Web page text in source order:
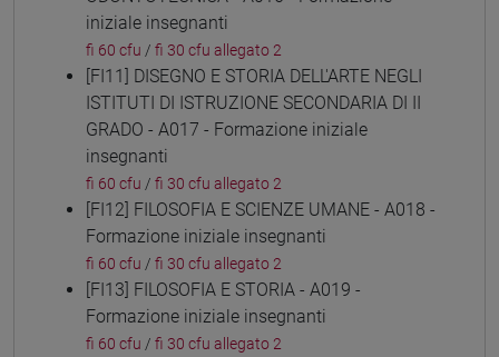
iniziale insegnanti
fi 60 cfu / fi 30 cfu allegato 2
[FI11] DISEGNO E STORIA DELL'ARTE NEGLI
ISTITUTI DI ISTRUZIONE SECONDARIA DI II
GRADO - A017 - Formazione iniziale
insegnanti
fi 60 cfu / fi 30 cfu allegato 2
[FI12] FILOSOFIA E SCIENZE UMANE - A018 -
Formazione iniziale insegnanti
fi 60 cfu / fi 30 cfu allegato 2
[FI13] FILOSOFIA E STORIA - A019 -
Formazione iniziale insegnanti
fi 60 cfu / fi 30 cfu allegato 2